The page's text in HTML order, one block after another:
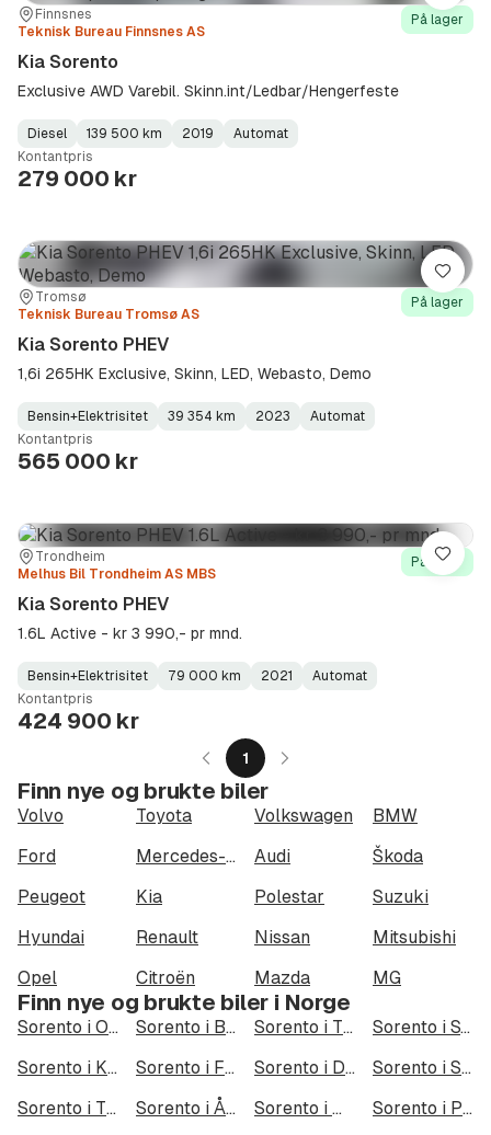
Sted:Finnsnes
Forhandler:
Teknisk Bureau Finnsnes AS
På lager
Kia Sorento
Exclusive AWD Varebil. Skinn.int/Ledbar/Hengerfeste
Fuel
Type:
Diesel
Kilometerstand :
139 500 km
Model
Year:
2019
Gearbox
Type:
Automat
Kontantpris
279 000 kr
Sted:Tromsø
Forhandler:
Teknisk Bureau Tromsø AS
På lager
Kia Sorento PHEV
1,6i 265HK Exclusive, Skinn, LED, Webasto, Demo
Fuel
Type:
Bensin+Elektrisitet
Kilometerstand: 39 354 km
Model
Year:
2023
Gearbox
Type:
Automat
Kontantpris
565 000 kr
Lagre
Sted:Trondheim
Forhandler:
Melhus Bil Trondheim AS MBS
På lager
Kia Sorento PHEV
1.6L Active - kr 3 990,- pr mnd.
Fuel
Type:
Bensin+Elektrisitet
Kilometerstand: 79 000 km
Model
Year:
2021
Gearbox
Type:
Automat
Kontantpris
424 900 kr
Lagre
1
Finn nye og brukte biler
Volvo Toyota Volkswagen
BMW
Ford
Mercedes-Benz Audi
Škoda
Peugeot
Kia Polestar
Suzuki
Hyundai
Renault Nissan
Mitsubishi
Opel
Citroën Mazda MG
Finn nye og brukte biler i Norge
Sorento i Oslo Sorento i Bergen Sorento i Trondheim
Sorento i Stavanger
Sorento i Kristiansand
Sorento i Fredrikstad Sorento i Drammen
Sorento i Skien
Sorento i Tromsø
Sorento i Ålesund Sorento i Moss
Sorento i Porsgrunn